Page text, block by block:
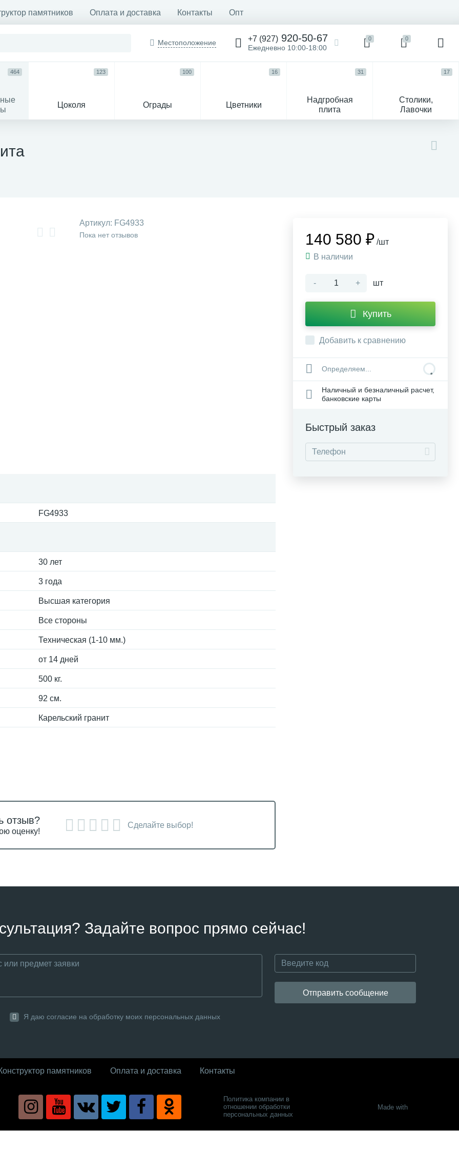
памятников Оплата и доставка Контакты Опт
Местоположение +7 (927) 920-50-67
Ежедневно 10:00-18:00
0 0
464
Цоколя
123
Ограды
100
Цветники
16
Надгробная
плита
31
Столики,
Лавочки
17
Артикул: FG4933
Пока нет отзывов
FG4933
30 лет
3 года
Высшая категория
Все стороны
Техническая (1-10 мм.)
от 14 дней
500 кг.
92 см.
Карельский гранит
140 580 ₽ /шт
В наличии
- + шт
Купить
Добавить к сравнению
Определяем...
Наличный и безналичный расчет,
банковские карты
Быстрый заказ
отзыв?
оценку!
Сделайте выбор!
Задайте вопрос прямо сейчас!
Отправить сообщение
Я даю согласие на обработку моих персональных данных
памятников Оплата и доставка Контакты
Политика компании в
отношении обработки
персональных данных
Made with